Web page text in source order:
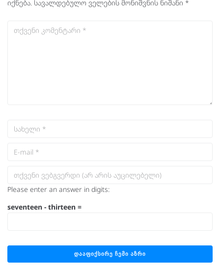
იქნება. სავალდებულო ველების მონიშვნის ნიშანი *
Please enter an answer in digits:
seventeen − thirteen =